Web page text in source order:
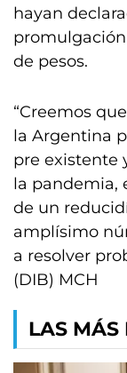
hayan
de pesos.
“Creemos
la Argentina
pre existente
la pandemia,
de un
amplísimo
a resolver
(DIB) MCH
LAS MÁS